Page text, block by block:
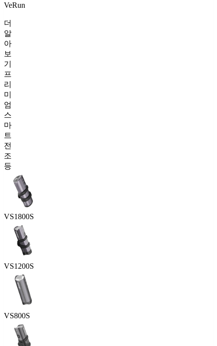
VeRun
더
알
아
보
기
프
리
미
엄
스
마
트
전
조
등
VS1800S
VS1200S
VS800S